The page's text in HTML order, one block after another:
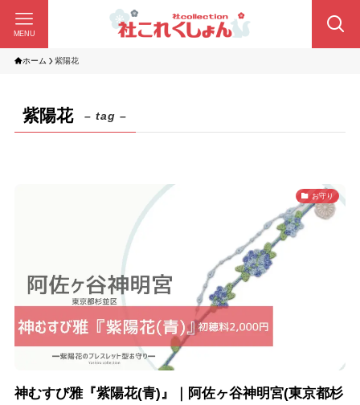
MENU
ホーム 紫陽花
紫陽花 – tag –
お守り
神むすび雅『紫陽花(青)』｜阿佐ヶ谷神明宮(東京都杉